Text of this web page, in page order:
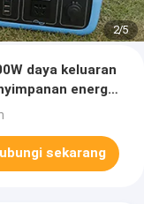
2/5
daya keluaran
energi
sekarang